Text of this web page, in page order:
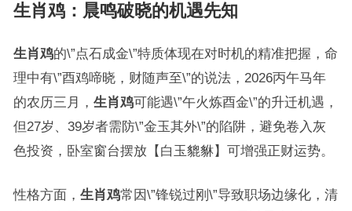
生肖鸡：晨鸣破晓的机遇先知
生肖鸡的\”点石成金\”特质体现在对时机的精准把握，命
理中有\”酉鸡啼晓，财随声至\”的说法，2026丙午马年
的农历三月， 生肖鸡可能遇\”午火炼酉金\”的升迁机遇，
但27岁、39岁者需防\”金玉其外\”的陷阱，避免卷入灰
色投资，卧室窗台摆放【白玉貔貅】可增强正财运势。
性格方面， 生肖鸡常因\”锋锐过刚\”导致职场边缘化，清